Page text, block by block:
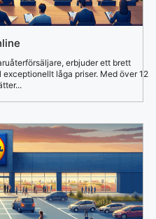
erbjuder ett brett
låga priser. Med över 12